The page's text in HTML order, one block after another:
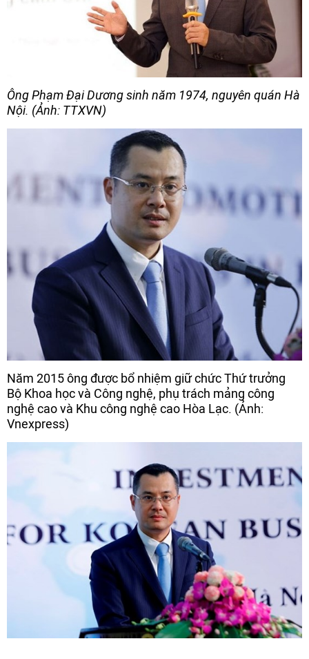
Ông Phạm Đại Dương sinh năm 1974, nguyên quán Hà
Nội. (Ảnh: TTXVN)
Năm 2015 ông được bổ nhiệm giữ chức Thứ trưởng
Bộ Khoa học và Công nghệ, phụ trách mảng công
nghệ cao và Khu công nghệ cao Hòa Lạc. (Ảnh:
Vnexpress)